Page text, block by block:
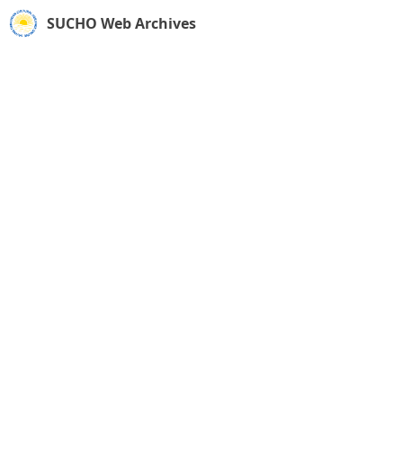
SUCHO Web Archives